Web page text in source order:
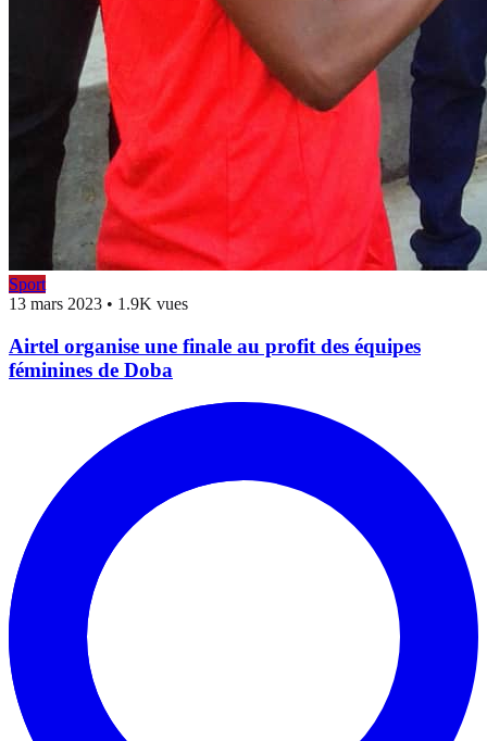
Sport
13 mars 2023 • 1.9K vues
Airtel organise une finale au profit des équipes
féminines de Doba